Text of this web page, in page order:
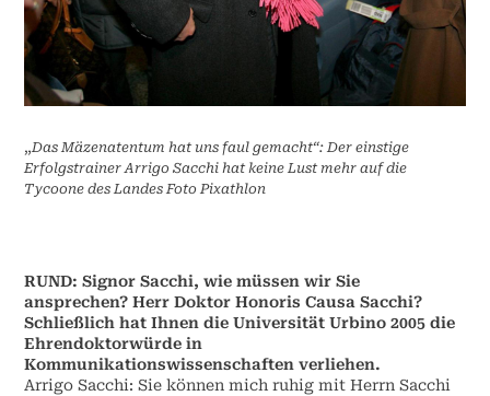
„Das Mäzenatentum hat uns faul gemacht“: Der einstige
Erfolgstrainer Arrigo Sacchi hat keine Lust mehr auf die
Tycoone des Landes Foto Pixathlon
RUND: Signor Sacchi, wie müssen wir Sie
ansprechen? Herr Doktor Honoris Causa Sacchi?
Schließlich hat Ihnen die Universität Urbino 2005 die
Ehrendoktorwürde in
Kommunikationswissenschaften verliehen.
Arrigo Sacchi: Sie können mich ruhig mit Herrn Sacchi